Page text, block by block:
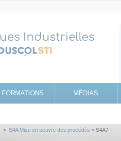
FORMATIONS MÉDIAS
> S4A Mise en oeuvre des procédés > S4A7 –